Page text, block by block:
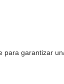
garantizar